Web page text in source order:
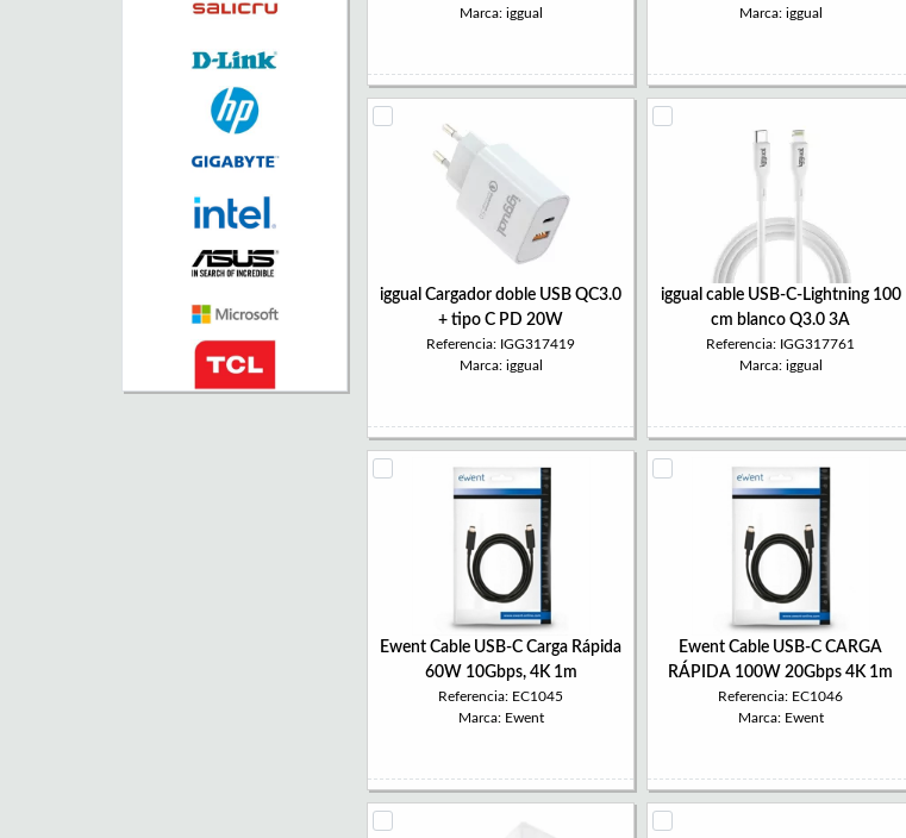
Marca: iggual
Marca: iggual
iggual Cargador doble USB QC3.0
+ tipo C PD 20W
Referencia: IGG317419
Marca: iggual
iggual cable USB-C-Lightning 100
cm blanco Q3.0 3A
Referencia: IGG317761
Marca: iggual
Ewent Cable USB-C Carga Rápida
60W 10Gbps, 4K 1m
Referencia: EC1045
Marca: Ewent
Ewent Cable USB-C CARGA
RÁPIDA 100W 20Gbps 4K 1m
Referencia: EC1046
Marca: Ewent